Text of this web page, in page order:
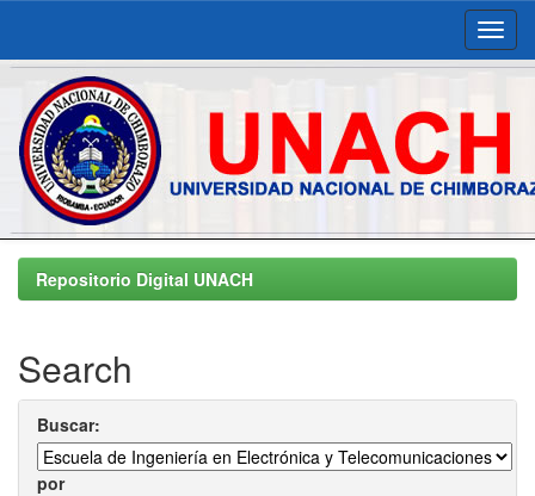
Skip
navigationRepositorio Digital UNACH
Search
Buscar:
por